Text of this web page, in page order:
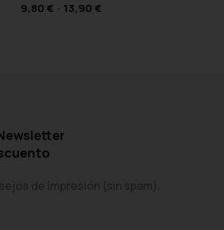
9,80 € 13,90 €
de impresión (sin spam).